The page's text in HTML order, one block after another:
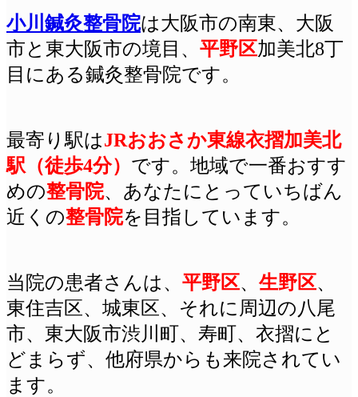
小川鍼灸整骨院は大阪市の南東、大阪
市と東大阪市の境目、 平野区加美北8丁
目にある鍼灸整骨院です。
最寄り駅はJRおおさか東線衣摺加美北
駅（徒歩4分） です。地域で一番おすす
めの整骨院、あなたにとっていちばん
近くの整骨院を目指しています。
当院の患者さんは、 平野区、 生野区、
東住吉区、城東区、それに周辺の八尾
市、東大阪市渋川町、 寿町、衣摺にと
どまらず、他府県からも来院されてい
ます。